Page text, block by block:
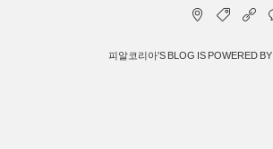
피알코리아'S BLOG IS POWERED BY